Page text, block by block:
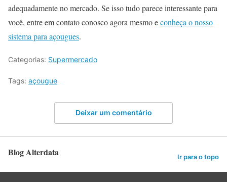
adequadamente no mercado. Se isso tudo parece interessante para
você, entre em contato conosco agora mesmo econheça o nosso
sistema para açougues.
Categorias: Supermercado
Tags: açougue
Deixar um comentário
Blog Alterdata Ir para o topo